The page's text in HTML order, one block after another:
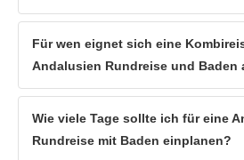
Für wen eignet sich eine
Andalusien Rundreise und Baden
Wie viele Tage sollte ich für eine
Rundreise mit Baden einplanen?